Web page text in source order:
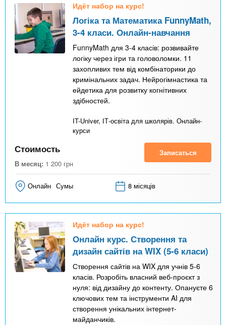
Идёт набор на курс!
Логіка та Математика FunnyMath,
3-4 класи. Онлайн-навчання
FunnyMath для 3-4 класів: розвивайте
логіку через ігри та головоломки. 11
захопливих тем від комбінаторики до
кримінальних задач. Нейрогімнастика та
ейдетика для розвитку когнітивних
здібностей.
IT-Univer, ІТ-освіта для школярів. Онлайн-
курси
Стоимость
В месяц: 1 200 грн
Записаться
Онлайн Сумы 8 місяців
Идёт набор на курс!
Онлайн курс. Створення та
дизайн сайтів на WIX (5-6 класи)
Створення сайтів на WIX для учнів 5-6
класів. Розробіть власний веб-проєкт з
нуля: від дизайну до контенту. Опануєте 6
ключових тем та інструменти AI для
створення унікальних інтернет-
майданчиків.